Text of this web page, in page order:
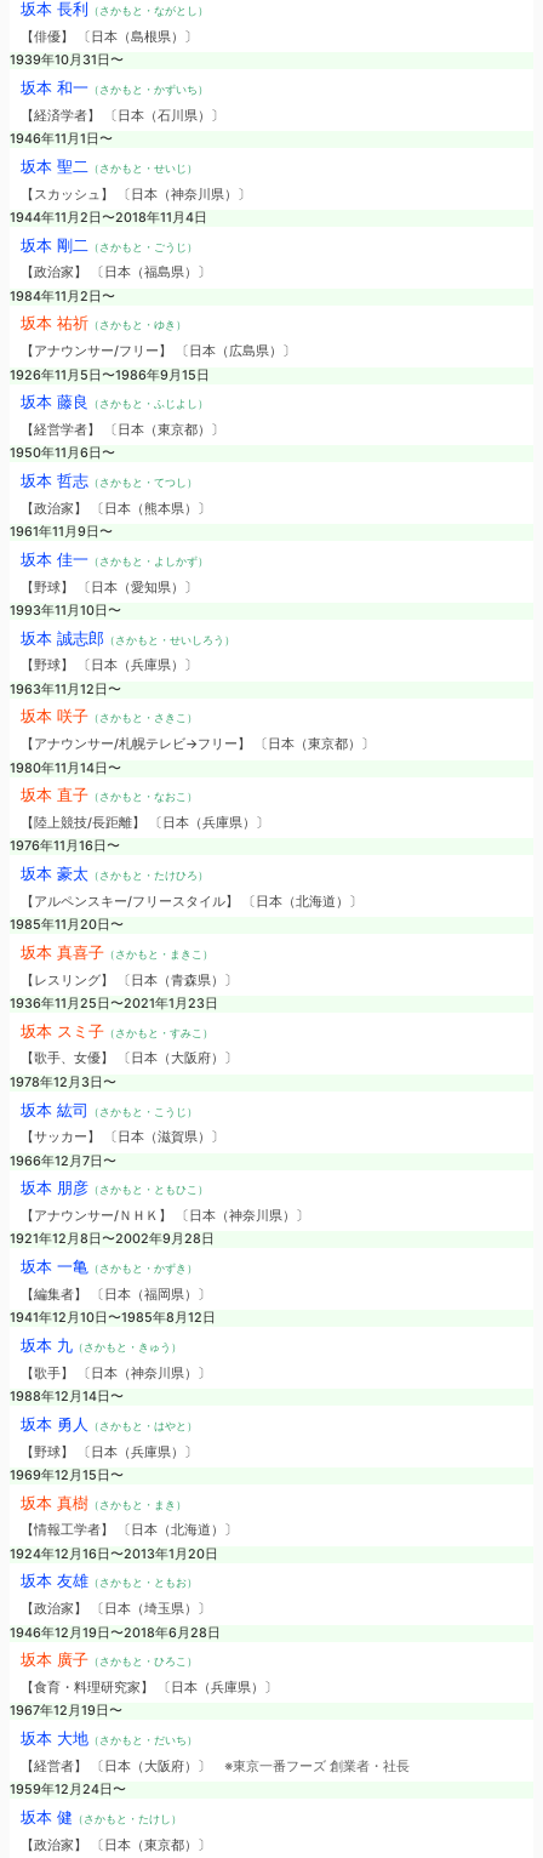
坂本 長利 （さかもと・ながとし）
【俳優】 〔日本（島根県）〕
1939年10月31日〜
坂本 和一（さかもと・かずいち）
【経済学者】 〔日本（石川県）〕
1946年11月1日〜
坂本 聖二 （さかもと・せいじ）
【スカッシュ】 〔日本（神奈川県）〕
1944年11月2日〜2018年11月4日
坂本 剛二 （さかもと・ごうじ）
【政治家】 〔日本（福島県）〕
1984年11月2日〜
坂本 祐祈（さかもと・ゆき）
【アナウンサー/フリー】 〔日本（広島県）〕
1926年11月5日〜1986年9月15日
坂本 藤良 （さかもと・ふじよし）
【経営学者】 〔日本（東京都）〕
1950年11月6日〜
坂本 哲志（さかもと・てつし）
【政治家】 〔日本（熊本県）〕
1961年11月9日〜
坂本 佳一（さかもと・よしかず）
【野球】 〔日本（愛知県）〕
1993年11月10日〜
坂本 誠志郎（さかもと・せいしろう）
【野球】 〔日本（兵庫県）〕
1963年11月12日〜
坂本 咲子（さかもと・さきこ）
【アナウンサー/札幌テレビ→フリー】 〔日本（東京都）〕
1980年11月14日〜
坂本 直子（さかもと・なおこ）
【陸上競技/長距離】 〔日本（兵庫県）〕
1976年11月16日〜
坂本 豪太（さかもと・たけひろ）
【アルペンスキー/フリースタイル】 〔日本（北海道）〕
1985年11月20日〜
坂本 真喜子（さかもと・まきこ）
【レスリング】 〔日本（青森県）〕
1936年11月25日〜2021年1月23日
坂本 スミ子（さかもと・すみこ）
【歌手、女優】 〔日本（大阪府）〕
1978年12月3日〜
坂本 紘司 （さかもと・こうじ）
【サッカー】 〔日本（滋賀県）〕
1966年12月7日〜
坂本 朋彦（さかもと・ともひこ）
【アナウンサー/ＮＨＫ】 〔日本（神奈川県）〕
1921年12月8日〜2002年9月28日
坂本 一亀 （さかもと・かずき）
【編集者】 〔日本（福岡県）〕
1941年12月10日〜1985年8月12日
坂本 九（さかもと・きゅう）
【歌手】 〔日本（神奈川県）〕
1988年12月14日〜
坂本 勇人 （さかもと・はやと）
【野球】 〔日本（兵庫県）〕
1969年12月15日〜
坂本 真樹（さかもと・まき）
【情報工学者】 〔日本（北海道）〕
1924年12月16日〜2013年1月20日
坂本 友雄（さかもと・ともお）
【政治家】 〔日本（埼玉県）〕
1946年12月19日〜2018年6月28日
坂本 廣子（さかもと・ひろこ）
【食育・料理研究家】 〔日本（兵庫県）〕
1967年12月19日〜
坂本 大地（さかもと・だいち）
【経営者】 〔日本（大阪府）〕 ※東京一番フーズ 創業者・社長
1959年12月24日〜
坂本 健 （さかもと・たけし）
【政治家】 〔日本（東京都）〕